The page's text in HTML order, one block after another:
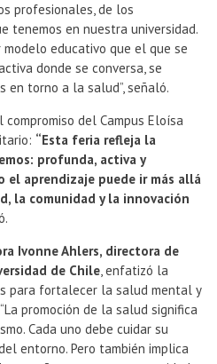
profesionales, de los
tenemos en nuestra universidad.
educativo que el que se
donde se conversa, se
en torno a la salud”, señaló.
del Campus Eloísa
“Esta feria refleja la
profunda, activa y
el aprendizaje puede ir más allá
la comunidad y la innovación
Ivonne Ahlers, directora de
de Chile, enfatizó la
para fortalecer la salud mental y
promoción de la salud significa
Cada uno debe cuidar su
entorno. Pero también implica